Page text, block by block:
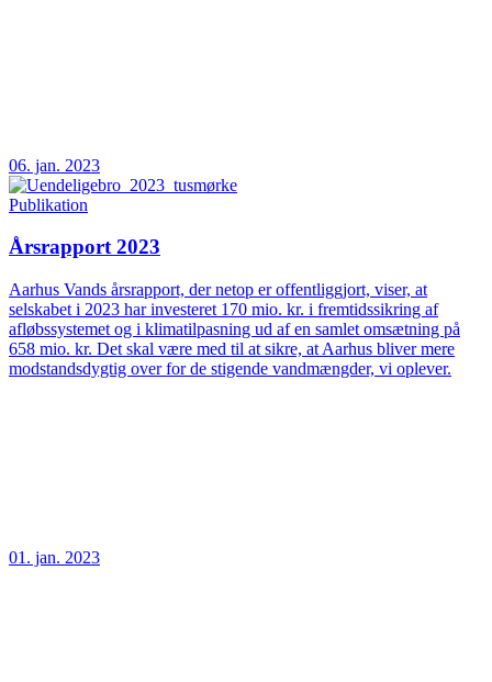
06. jan. 2023
Publikation
Årsrapport 2023
Aarhus Vands årsrapport, der netop er offentliggjort, viser, at
selskabet i 2023 har investeret 170 mio. kr. i fremtidssikring af
afløbssystemet og i klimatilpasning ud af en samlet omsætning på
658 mio. kr. Det skal være med til at sikre, at Aarhus bliver mere
modstandsdygtig over for de stigende vandmængder, vi oplever.
01. jan. 2023